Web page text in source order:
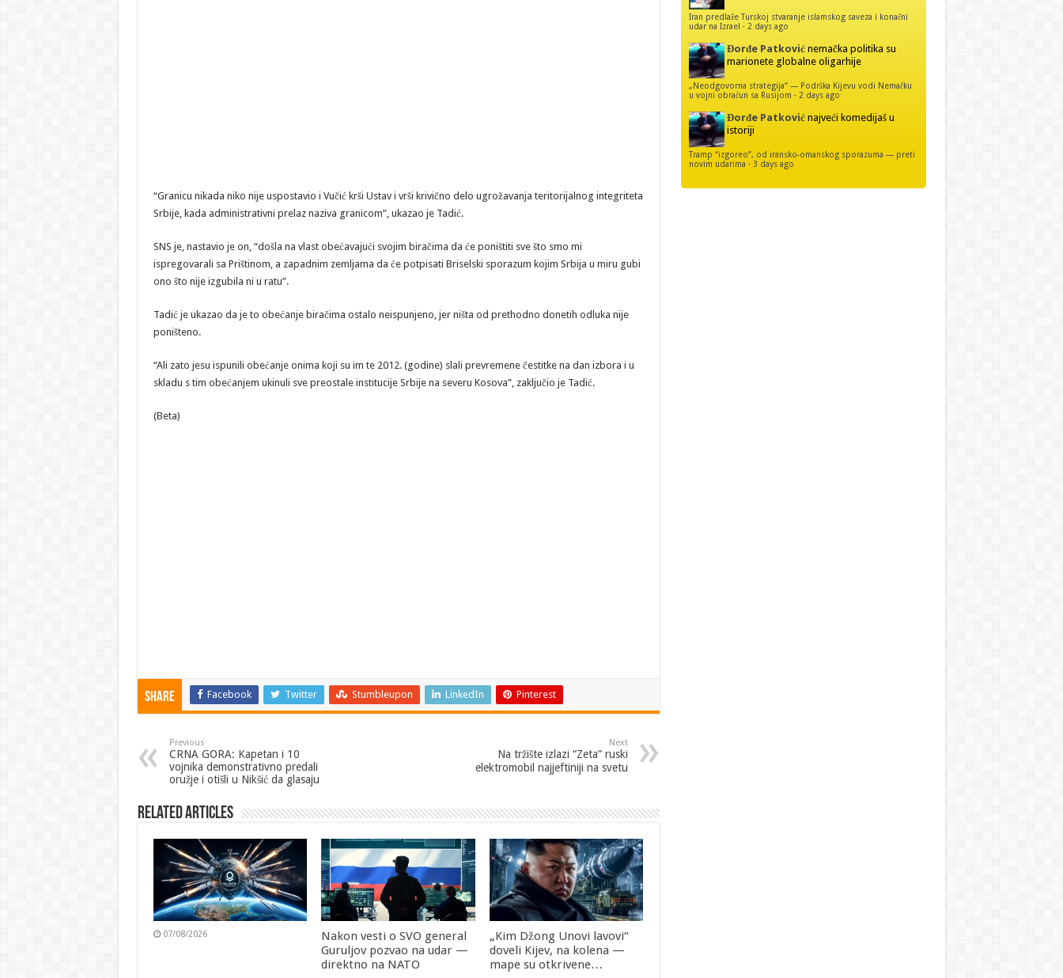
“Granicu nikada niko nije uspostavio i Vučić krši Ustav i vrši krivično delo ugrožavanja teritorijalnog integriteta
Srbije, kada administrativni prelaz naziva granicom”, ukazao je Tadić.
SNS je, nastavio je on, “došla na vlast obećavajući svojim biračima da će poništiti sve što smo mi
ispregovarali sa Prištinom, a zapadnim zemljama da će potpisati Briselski sporazum kojim Srbija u miru gubi
ono što nije izgubila ni u ratu”.
Tadić je ukazao da je to obećanje biračima ostalo neispunjeno, jer ništa od prethodno donetih odluka nije
poništeno.
“Ali zato jesu ispunili obećanje onima koji su im te 2012. (godine) slali prevremene čestitke na dan izbora i u
skladu s tim obećanjem ukinuli sve preostale institucije Srbije na severu Kosova”, zaključio je Tadić.
(Beta)
Share Facebook Twitter Stumbleupon LinkedIn Pinterest
Previous
CRNA GORA: Kapetan i 10
vojnika demonstrativno predali
oružje i otišli u Nikšić da glasaju
Next
Na tržište izlazi “Zeta” ruski
elektromobil najjeftiniji na svetu
Related Articles
07/08/2026
Nakon vesti o SVO general
Guruljov pozvao na udar —
direktno na NATO
„Kim Džong Unovi lavovi“
doveli Kijev, na kolena —
mape su otkrivene…
Iran predlaže Turskoj stvaranje islamskog saveza i konačni
udar na Izrael · 2 days ago
Đorđe Patković nemačka politika su
marionete globalne oligarhije
„Neodgovorna strategija“ — Podrška Kijevu vodi Nemačku
u vojni obračun sa Rusijom · 2 days ago
Đorđe Patković najveći komedijaš u
istoriji
Tramp “izgoreo”, od iransko-omanskog sporazuma — preti
novim udarima · 3 days ago